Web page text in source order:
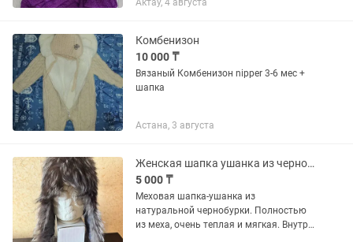
Подкладка из мягкого трикотажа с
Снуд в...
Актау, 4 августа
Комбенизон
10 000 ₸
Вязаный Комбенизон nipper 3-6 мес +
шапка
Астана, 3 августа
Женская шапка ушанка из чернобурки
5 000 ₸
Меховая шапка-ушанка из
натуральной чернобурки. Полностью
из меха, очень теплая и мягкая. Внутри